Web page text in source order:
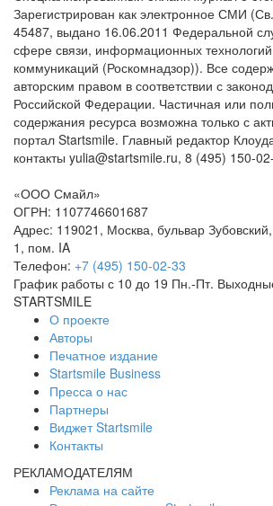
Зарегистрирован как электронное СМИ
45487, выдано 16.06.2011 Федеральной
сфере связи, информационных
коммуникаций (Роскомнадзор)). Все
авторским правом в соответствии с
Российской Федерации. Частичная или
содержания ресурса возможна только с
портал Startsmile. Главный редактор
контакты yulia@startsmile.ru, 8 (495) 150-
«ООО Смайл»
ОГРН: 1107746601687
Адрес: 119021 , Москва, бульвар
1, пом. IA
Телефон: +7 (495) 150-02-33
График работы с 10 до 19 Пн.-Пт.
STARTSMILE
О проекте
Авторы
Печатное издание
Startsmile Business
Пресса о нас
Партнеры
Виджет Startsmile
Контакты
РЕКЛАМОДАТЕЛЯМ
Реклама на сайте